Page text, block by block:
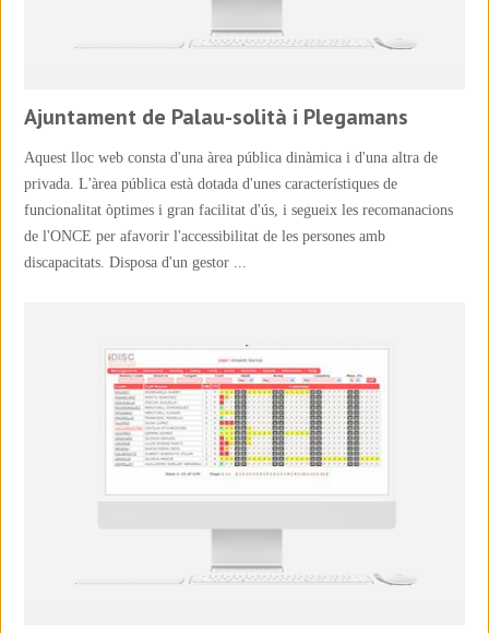
Ajuntament de Palau-solità i Plegamans
Aquest lloc web consta d'una àrea pública dinàmica i d'una altra de
privada. L'àrea pública està dotada d'unes característiques de
funcionalitat òptimes i gran facilitat d'ús, i segueix les recomanacions
de l'ONCE per afavorir l'accessibilitat de les persones amb
discapacitats. Disposa d'un gestor ...